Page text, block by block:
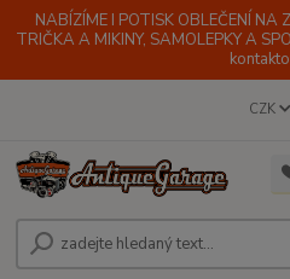
NABÍZÍME I POTISK OBLEČENÍ NA
TRIČKA A MIKINY, SAMOLEPKY A
CZK